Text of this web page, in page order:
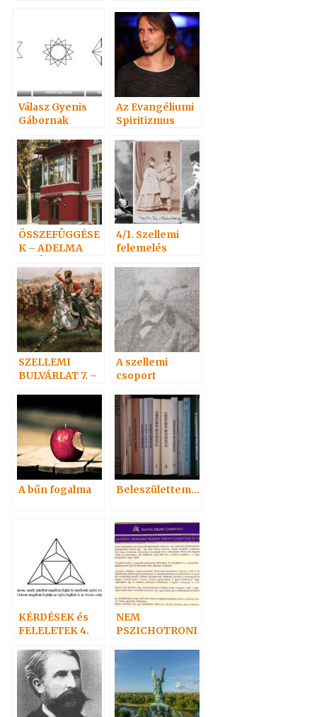
Válasz Gyenis
Gábornak
Az Evangéliumi
Spiritizmus
könyvről 2. rész
ÖSSZEFÜGGÉSE
K – ADELMA
4/1. Szellemi
felemelés
SZELLEMI
BULVÁRLAT 7. –
A szellemi
csoport
A bűn fogalma Beleszülettem…
KÉRDÉSEK és
FELELETEK 4.
Hoffmann
professzor
NEM
PSZICHOTRONI